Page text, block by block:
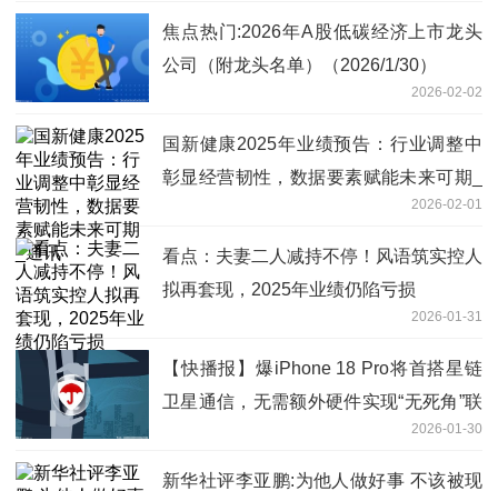
焦点热门:2026年A股低碳经济上市龙头
公司（附龙头名单）（2026/1/30）
2026-02-02
国新健康2025年业绩预告：行业调整中
彰显经营韧性，数据要素赋能未来可期_
2026-02-01
看点：夫妻二人减持不停！风语筑实控人
拟再套现，2025年业绩仍陷亏损
2026-01-31
【快播报】爆iPhone 18 Pro将首搭星链
卫星通信，无需额外硬件实现“无死角”联
2026-01-30
新华社评李亚鹏:为他人做好事 不该被现